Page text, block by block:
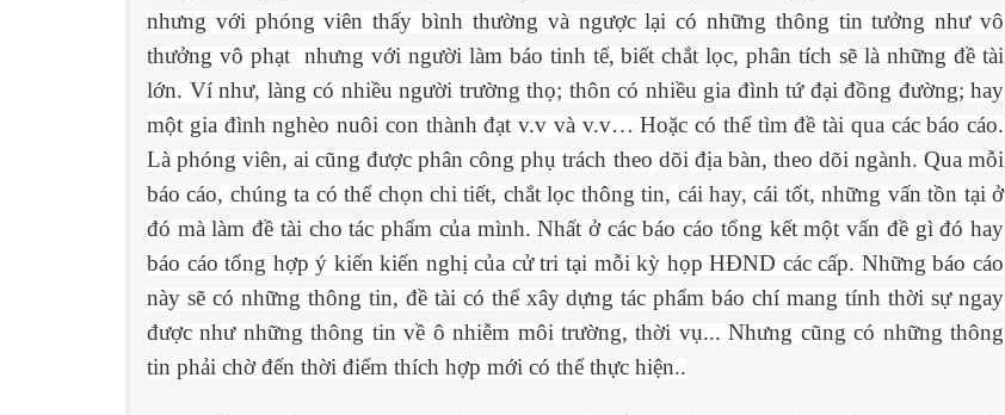
nhưng với phóng viên thấy bình thường và ngược lại có những thông tin tưởng như vô
thưởng vô phạt nhưng với người làm báo tinh tế, biết chắt lọc, phân tích sẽ là những đề tài
lớn. Ví như, làng có nhiều người trường thọ; thôn có nhiều gia đình tứ đại đồng đường; hay
một gia đình nghèo nuôi con thành đạt v.v và v.v… Hoặc có thể tìm đề tài qua các báo cáo.
Là phóng viên, ai cũng được phân công phụ trách theo dõi địa bàn, theo dõi ngành. Qua mỗi
báo cáo, chúng ta có thể chọn chi tiết, chắt lọc thông tin, cái hay, cái tốt, những vấn tồn tại ở
đó mà làm đề tài cho tác phẩm của mình. Nhất ở các báo cáo tổng kết một vấn đề gì đó hay
báo cáo tổng hợp ý kiến kiến nghị của cử tri tại mỗi kỳ họp HĐND các cấp. Những báo cáo
này sẽ có những thông tin, đề tài có thể xây dựng tác phẩm báo chí mang tính thời sự ngay
được như những thông tin về ô nhiễm môi trường, thời vụ... Nhưng cũng có những thông
tin phải chờ đến thời điểm thích hợp mới có thể thực hiện..